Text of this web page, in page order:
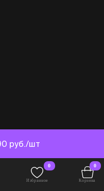
руб./шт
0
Избранное
0
Корзина